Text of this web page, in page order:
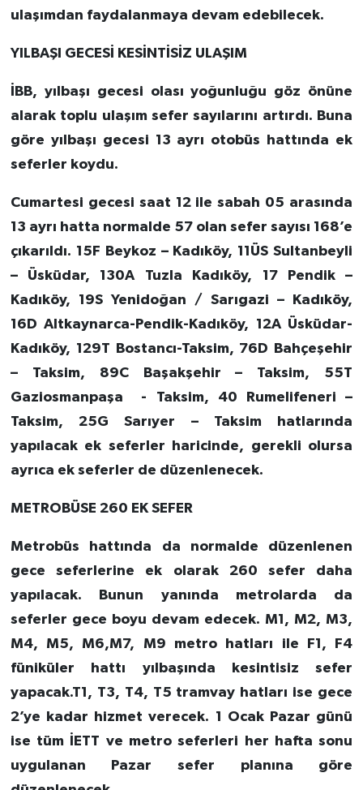
ulaşımdan faydalanmaya devam edebilecek.
YILBAŞI GECESİ KESİNTİSİZ ULAŞIM
İBB, yılbaşı gecesi olası yoğunluğu göz önüne
alarak toplu ulaşım sefer sayılarını artırdı. Buna
göre yılbaşı gecesi 13 ayrı otobüs hattında ek
seferler koydu.
Cumartesi gecesi saat 12 ile sabah 05 arasında
13 ayrı hatta normalde 57 olan sefer sayısı 168’e
çıkarıldı. 15F Beykoz – Kadıköy, 11ÜS Sultanbeyli
– Üsküdar, 130A Tuzla Kadıköy, 17 Pendik –
Kadıköy, 19S Yenidoğan / Sarıgazi – Kadıköy,
16D Altkaynarca-Pendik-Kadıköy, 12A Üsküdar-
Kadıköy, 129T Bostancı-Taksim, 76D Bahçeşehir
– Taksim, 89C Başakşehir – Taksim, 55T
Gaziosmanpaşa - Taksim, 40 Rumelifeneri –
Taksim, 25G Sarıyer – Taksim hatlarında
yapılacak ek seferler haricinde, gerekli olursa
ayrıca ek seferler de düzenlenecek.
METROBÜSE 260 EK SEFER
Metrobüs hattında da normalde düzenlenen
gece seferlerine ek olarak 260 sefer daha
yapılacak. Bunun yanında metrolarda da
seferler gece boyu devam edecek. M1, M2, M3,
M4, M5, M6,M7, M9 metro hatları ile F1, F4
füniküler hattı yılbaşında kesintisiz sefer
yapacak.T1, T3, T4, T5 tramvay hatları ise gece
2’ye kadar hizmet verecek. 1 Ocak Pazar günü
ise tüm İETT ve metro seferleri her hafta sonu
uygulanan Pazar sefer planına göre